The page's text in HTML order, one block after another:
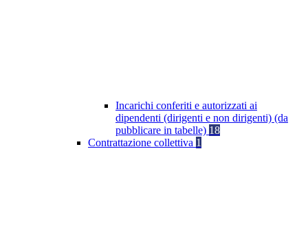
Incarichi conferiti e autorizzati ai
dipendenti (dirigenti e non dirigenti) (da
pubblicare in tabelle) 18
Contrattazione collettiva 1